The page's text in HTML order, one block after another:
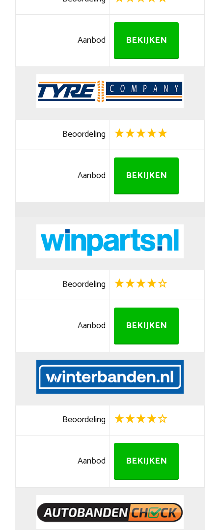
Aanbod BEKIJKEN
Beoordeling
Aanbod BEKIJKEN
Beoordeling
Aanbod BEKIJKEN
Beoordeling
Aanbod BEKIJKEN